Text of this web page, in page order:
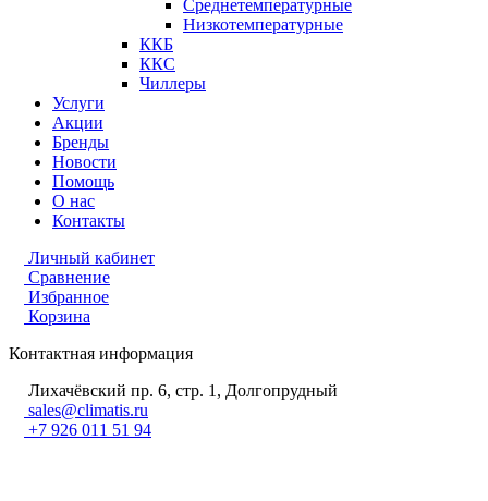
Среднетемпературные
Низкотемпературные
ККБ
ККС
Чиллеры
Услуги
Акции
Бренды
Новости
Помощь
О нас
Контакты
Личный кабинет
Сравнение
Избранное
Корзина
Контактная информация
Лихачёвский пр. 6, стр. 1, Долгопрудный
sales@climatis.ru
+7 926 011 51 94